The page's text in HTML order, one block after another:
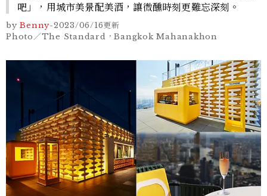
吧」，用城市美景配美酒，讓微醺時刻更難忘深刻。
by Benny-2023/06/16更新
Photo／The Standard，Bangkok Mahanakhon